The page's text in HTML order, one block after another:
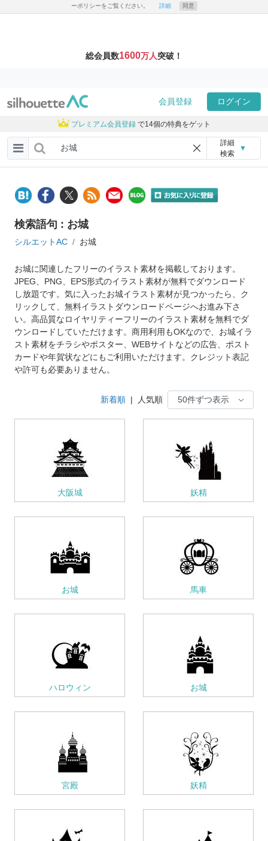
ーポリシーをご覧ください。 詳細 同意
総会員数1600万人突破！
会員登録 ログイン
プレミアム会員登録 で14個の特典をゲット
詳細
検索
▼
検索語句 : お城
シルエットAC お城
お城に関連したフリーのイラスト素材を掲載しております。
JPEG、PNG、EPS形式のイラスト素材が無料でダウンロード
し放題です。気に入ったお城イラスト素材が見つかったら、ク
リックして、無料イラストダウンロードページへお進み下さ
い。高品質なロイヤリティーフリーのイラスト素材を無料でダ
ウンロードしていただけます。商用利用もOKなので、お城イラ
スト素材をチラシやポスター、WEBサイトなどの広告、ポスト
カードや年賀状などにもご利用いただけます。クレジット表記
や許可も必要ありません。
新着順 | 人気順
大阪城 妖精
お城 馬車
ハロウィン お城
宮殿 妖精